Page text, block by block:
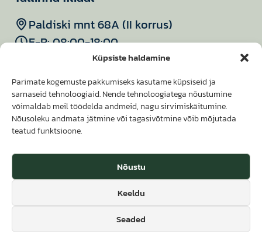
Küpsiste haldamine
Parimate kogemuste pakkumiseks kasutame küpsiseid ja
sarnaseid tehnoloogiaid. Nende tehnoloogiatega nõustumine
võimaldab meil töödelda andmeid, nagu sirvimiskäitumine.
Nõusoleku andmata jätmine või tagasivõtmine võib mõjutada
teatud funktsioone.
Nõustu
Keeldu
Seaded
Paldiski mnt 68A (II korrus)
E-R: 08:00-18:00
merelahe@merelahe.ee
Keila filiaal
Tallinna mnt 18, Keila
E, T, R: 08:00-16:00
K, N: 08:00-18:00
merelahe@merelahe.ee